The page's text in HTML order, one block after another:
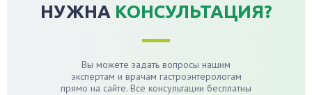
НУЖНА КОНСУЛЬТАЦИЯ?
Вы можете задать вопросы нашим
экспертам и врачам гастроэнтерологам
прямо на сайте. Все консультации бесплатны